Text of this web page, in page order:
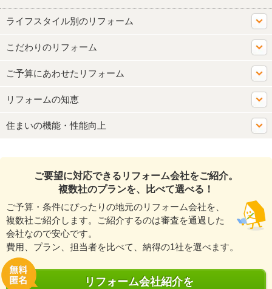
ライフスタイル別のリフォーム
こだわりのリフォーム
ご予算にあわせたリフォーム
リフォームの知恵
住まいの機能・性能向上
ご要望に対応できるリフォーム会社をご紹介。
複数社のプランを、比べて選べる！
ご予算・条件にぴったりの地元のリフォーム会社を、
複数社ご紹介します。ご紹介するのは審査を通過した
会社なので安心です。
費用、プラン、担当者を比べて、納得の1社を選べます。
リフォーム会社紹介を